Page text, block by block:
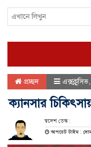
প্রচ্ছদ এক্সক্লুসিভ
ক্যানসার
স্বদেশ ডেস্ক :
আপডেট টাইম :